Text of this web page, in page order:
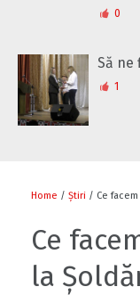
0
Să ne
1
Home / Știri / Ce
Ce
la